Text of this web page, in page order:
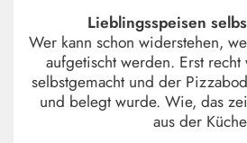
Lieblingsspeisen
Wer kann schon widerstehen,
aufgetischt werden. Erst
selbstgemacht und der
und belegt wurde. Wie, das
aus der